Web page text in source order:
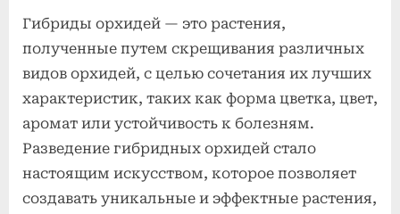
как
их
разводят
Гибриды орхидей — это растения,
полученные путем скрещивания различных
видов орхидей, с целью сочетания их лучших
характеристик, таких как форма цветка, цвет,
аромат или устойчивость к болезням.
Разведение гибридных орхидей стало
настоящим искусством, которое позволяет
создавать уникальные и эффектные растения,